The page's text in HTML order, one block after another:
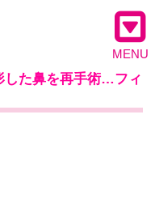
MENU
した鼻を再手術…フィ